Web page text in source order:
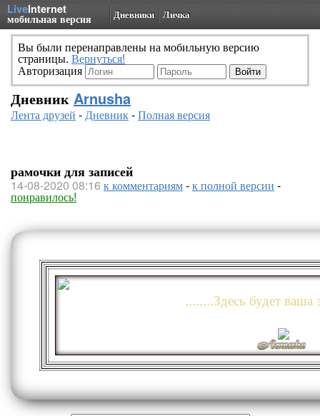
LiveInternet
мобильная версия Дневники Личка
Вы были перенаправлены на мобильную версию
страницы. Вернуться!
Авторизация
Дневник Arnusha
Лента друзей -Дневник-Полная версия
рамочки для записей
14-08-2020 08:16 к комментариям-к полной версии -
понравилось!
........Здесь будет ваша